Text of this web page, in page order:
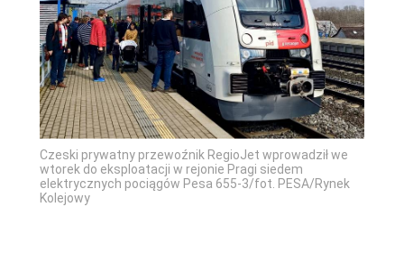
Czeski prywatny przewoźnik RegioJet wprowadził we
wtorek do eksploatacji w rejonie Pragi siedem
elektrycznych pociągów Pesa 655-3/fot. PESA/Rynek
Kolejowy